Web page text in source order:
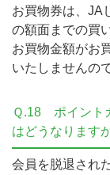
お買物券は、JA
の額面までの買
お買物金額がお
いたしませんの
Ｑ.18
ポイント
はどうなります
会員を脱退され